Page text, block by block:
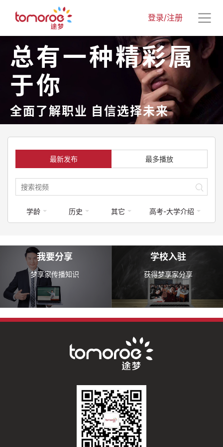
登录/注册
总有一种精彩属
于你
全面了解职业 自信选择未来
最新发布 最多播放
学龄 历史 其它 高考-大学介绍
我要分享
梦享家传播知识
学校入驻
获得梦享家分享